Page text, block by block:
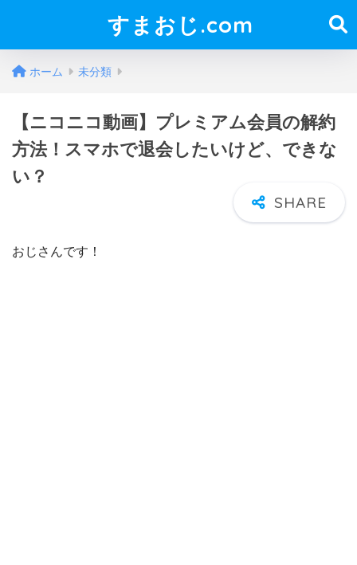
すまおじ.com
ホーム 未分類
【ニコニコ動画】プレミアム会員の解約
方法！スマホで退会したいけど、できな
い？
おじさんです！